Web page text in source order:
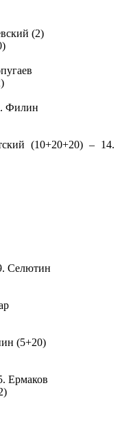
(2)
Филин
(10+20+20) – 14.
Селютин
(5+20)
Ермаков